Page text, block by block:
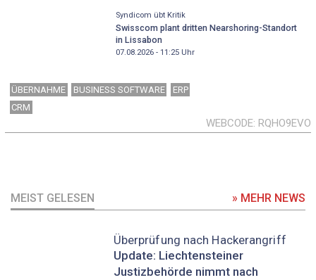
Syndicom übt Kritik
Swisscom plant dritten Nearshoring-Standort
in Lissabon
07.08.2026 - 11:25Uhr
ÜBERNAHME BUSINESS SOFTWARE
ERP
CRM
WEBCODE RQHO9EVO
MEIST GELESEN » MEHR NEWS
Überprüfung nach Hackerangriff
Update: Liechtensteiner
Justizbehörde nimmt nach